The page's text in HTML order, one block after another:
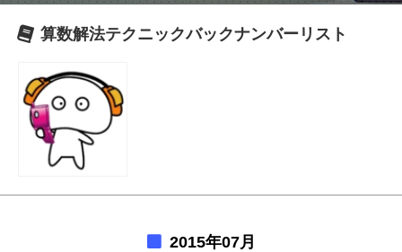
算数解法テクニックバックナンバーリスト
2015年07月